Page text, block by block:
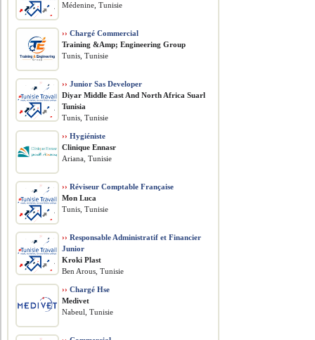
Médenine, Tunisie
›› Chargé Commercial
Training &Amp; Engineering Group
Tunis, Tunisie
›› Junior Sas Developer
Diyar Middle East And North Africa Suarl
Tunisia
Tunis, Tunisie
›› Hygiéniste
Clinique Ennasr
Ariana, Tunisie
›› Réviseur Comptable Française
Mon Luca
Tunis, Tunisie
›› Responsable Administratif et Financier
Junior
Kroki Plast
Ben Arous, Tunisie
›› Chargé Hse
Medivet
Nabeul, Tunisie